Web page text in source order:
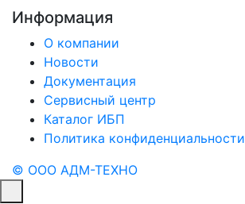
Информация
О компании
Новости
Документация
Сервисный центр
Каталог ИБП
Политика конфиденциальности
© ООО АДМ-ТЕХНО